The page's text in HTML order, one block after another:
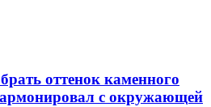
оттенок каменного
с окружающей